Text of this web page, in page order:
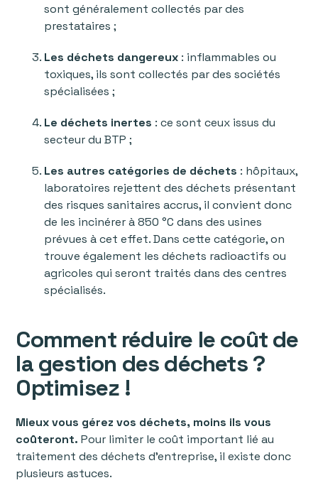
sont généralement collectés par des
prestataires ;
Les déchets dangereux : inflammables ou
toxiques, ils sont collectés par des sociétés
spécialisées ;
Le déchets inertes : ce sont ceux issus du
secteur du BTP ;
Les autres catégories de déchets : hôpitaux,
laboratoires rejettent des déchets présentant
des risques sanitaires accrus, il convient donc
de les incinérer à 850 °C dans des usines
prévues à cet effet. Dans cette catégorie, on
trouve également les déchets radioactifs ou
agricoles qui seront traités dans des centres
spécialisés.
Comment réduire le coût de
la gestion des déchets ?
Optimisez !
Mieux vous gérez vos déchets, moins ils vous
coûteront.Pour limiter le coût important lié au
traitement des déchets d’entreprise, il existe donc
plusieurs astuces.